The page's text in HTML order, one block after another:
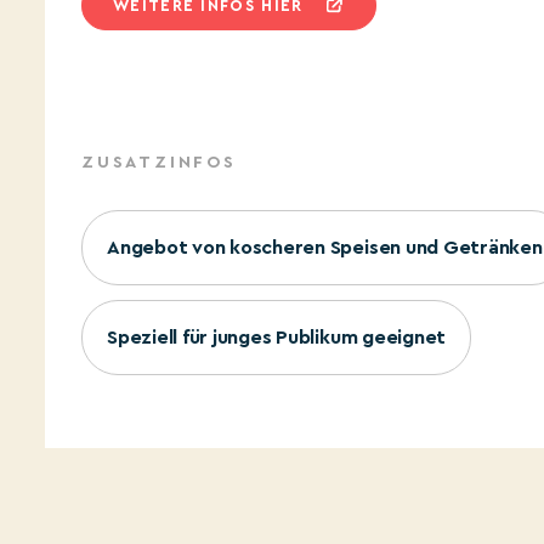
WEITERE INFOS HIER
ZUSATZINFOS
Angebot von koscheren Speisen und Getränken
Speziell für junges Publikum geeignet